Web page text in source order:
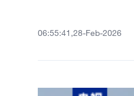
06:55:41,28-Feb-2026